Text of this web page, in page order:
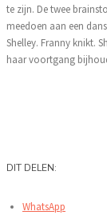
te zijn. De twee
meedoen aan een
Shelley. Franny knikt.
haar voortgang
DIT DELEN:
WhatsApp